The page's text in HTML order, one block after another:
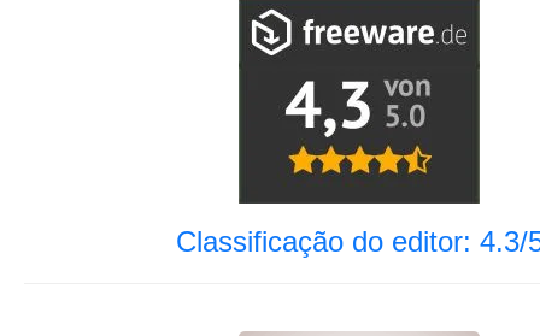
Classificação do editor: 4.3/